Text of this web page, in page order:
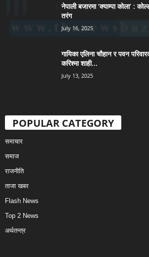
नेपाली बजारमा ‘क्याम्पा कोला’ :
तरंग
July 16, 2025
गायिका एलिना चौहान र पवन
करिश्मा शाही...
July 13, 2025
POPULAR CATEGORY
समाचार
समाज
राजनीति
ताजा खबर
Flash News
Top 2 News
अर्थतन्त्र